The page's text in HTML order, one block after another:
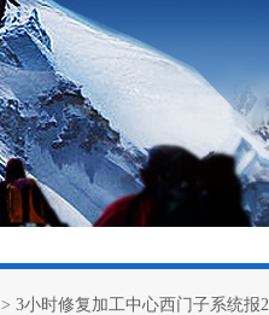
> 3小时修复加工中心西门子系统报